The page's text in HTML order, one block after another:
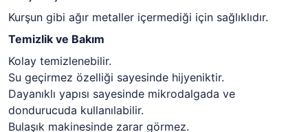
Kurşun gibi ağır metaller içermediği için sağlıklıdır.
Temizlik ve Bakım
Kolay temizlenebilir.
Su geçirmez özelliği sayesinde hijyeniktir.
Dayanıklı yapısı sayesinde mikrodalgada ve
dondurucuda kullanılabilir.
Bulaşık makinesinde zarar görmez.